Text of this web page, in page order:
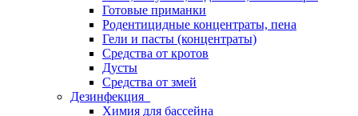
Готовые приманки
Родентицидные концентраты, пена
Гели и пасты (концентраты)
Средства от кротов
Дусты
Средства от змей
Дезинфекция
Химия для бассейна